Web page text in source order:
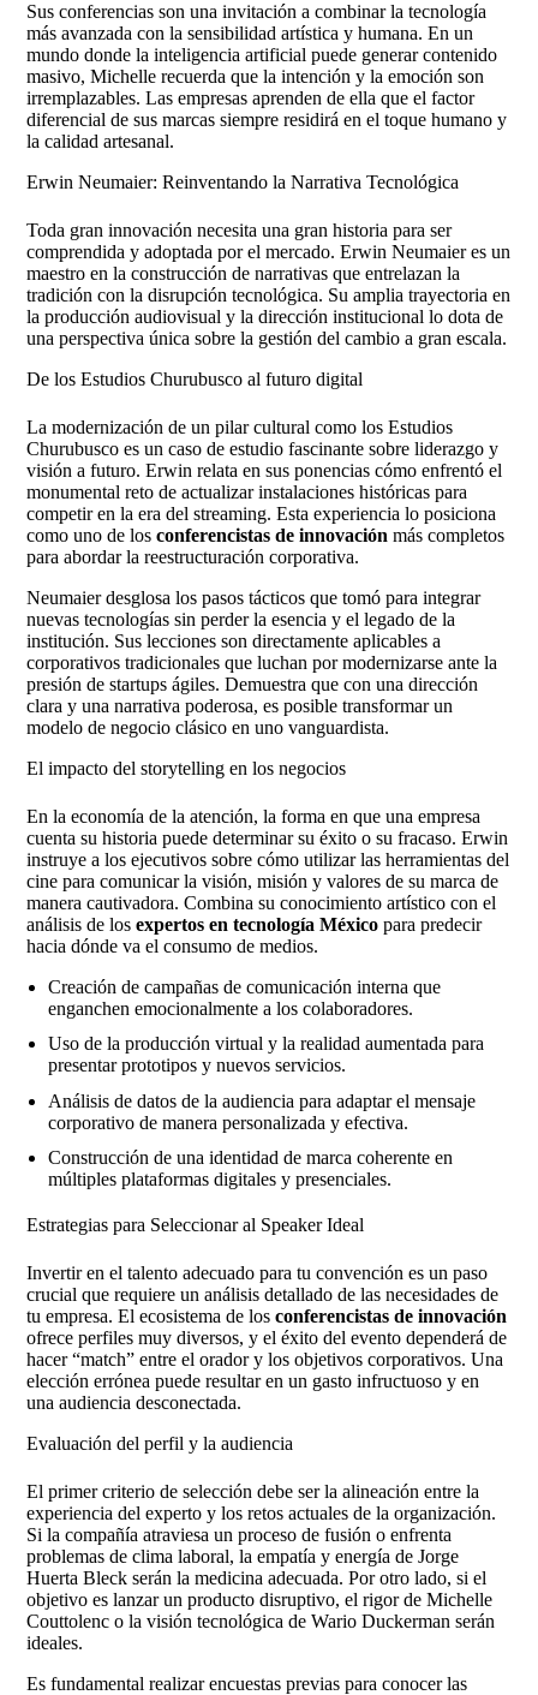
Sus conferencias son una invitación a combinar la tecnología
más avanzada con la sensibilidad artística y humana. En un
mundo donde la inteligencia artificial puede generar contenido
masivo, Michelle recuerda que la intención y la emoción son
irremplazables. Las empresas aprenden de ella que el factor
diferencial de sus marcas siempre residirá en el toque humano y
la calidad artesanal.
Erwin Neumaier: Reinventando la Narrativa Tecnológica
Toda gran innovación necesita una gran historia para ser
comprendida y adoptada por el mercado. Erwin Neumaier es un
maestro en la construcción de narrativas que entrelazan la
tradición con la disrupción tecnológica. Su amplia trayectoria en
la producción audiovisual y la dirección institucional lo dota de
una perspectiva única sobre la gestión del cambio a gran escala.
De los Estudios Churubusco al futuro digital
La modernización de un pilar cultural como los Estudios
Churubusco es un caso de estudio fascinante sobre liderazgo y
visión a futuro. Erwin relata en sus ponencias cómo enfrentó el
monumental reto de actualizar instalaciones históricas para
competir en la era del streaming. Esta experiencia lo posiciona
como uno de losconferencistas de innovación más completos
para abordar la reestructuración corporativa.
Neumaier desglosa los pasos tácticos que tomó para integrar
nuevas tecnologías sin perder la esencia y el legado de la
institución. Sus lecciones son directamente aplicables a
corporativos tradicionales que luchan por modernizarse ante la
presión de startups ágiles. Demuestra que con una dirección
clara y una narrativa poderosa, es posible transformar un
modelo de negocio clásico en uno vanguardista.
El impacto del storytelling en los negocios
En la economía de la atención, la forma en que una empresa
cuenta su historia puede determinar su éxito o su fracaso. Erwin
instruye a los ejecutivos sobre cómo utilizar las herramientas del
cine para comunicar la visión, misión y valores de su marca de
manera cautivadora. Combina su conocimiento artístico con el
análisis de losexpertos en tecnología México para predecir
hacia dónde va el consumo de medios.
Creación de campañas de comunicación interna que
enganchen emocionalmente a los colaboradores.
Uso de la producción virtual y la realidad aumentada para
presentar prototipos y nuevos servicios.
Análisis de datos de la audiencia para adaptar el mensaje
corporativo de manera personalizada y efectiva.
Construcción de una identidad de marca coherente en
múltiples plataformas digitales y presenciales.
Estrategias para Seleccionar al Speaker Ideal
Invertir en el talento adecuado para tu convención es un paso
crucial que requiere un análisis detallado de las necesidades de
tu empresa. El ecosistema de losconferencistas de innovación
ofrece perfiles muy diversos, y el éxito del evento dependerá de
hacer “match” entre el orador y los objetivos corporativos. Una
elección errónea puede resultar en un gasto infructuoso y en
una audiencia desconectada.
Evaluación del perfil y la audiencia
El primer criterio de selección debe ser la alineación entre la
experiencia del experto y los retos actuales de la organización.
Si la compañía atraviesa un proceso de fusión o enfrenta
problemas de clima laboral, la empatía y energía de Jorge
Huerta Bleck serán la medicina adecuada. Por otro lado, si el
objetivo es lanzar un producto disruptivo, el rigor de Michelle
Couttolenc o la visión tecnológica de Wario Duckerman serán
ideales.
Es fundamental realizar encuestas previas para conocer las